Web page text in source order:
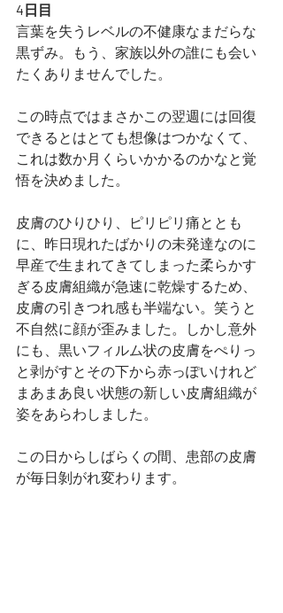
4日目
言葉を失うレベルの不健康なまだらな
黒ずみ。もう、家族以外の誰にも会い
たくありませんでした。
この時点ではまさかこの翌週には回復
できるとはとても想像はつかなくて、
これは数か月くらいかかるのかなと覚
悟を決めました。
皮膚のひりひり、ピリピリ痛ととも
に、昨日現れたばかりの未発達なのに
早産で生まれてきてしまった柔らかす
ぎる皮膚組織が急速に乾燥するため、
皮膚の引きつれ感も半端ない。笑うと
不自然に顔が歪みました。しかし意外
にも、黒いフィルム状の皮膚をぺりっ
と剥がすとその下から赤っぽいけれど
まあまあ良い状態の新しい皮膚組織が
姿をあらわしました。
この日からしばらくの間、患部の皮膚
が毎日剝がれ変わります。